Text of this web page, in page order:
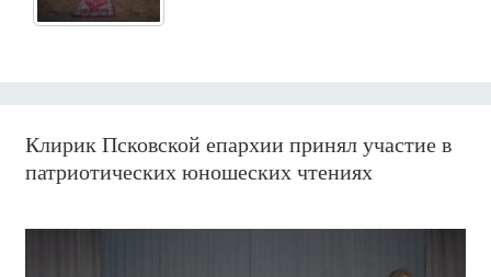
Клирик Псковской епархии принял участие в
патриотических юношеских чтениях